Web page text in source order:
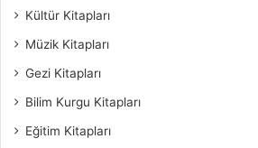
Kültür Kitapları
Müzik Kitapları
Gezi Kitapları
Bilim Kurgu Kitapları
Eğitim Kitapları